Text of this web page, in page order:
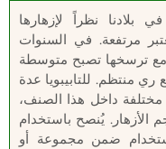
نظراً لإزهارها
مرتفعة. في السنوات
ومع ترسخها تصبح متوسطة
منتظم. للتابيبويا عدة
مختلفة داخل هذا الصنف،
الأزهار. يُنصح باستخدام
ضمن مجموعة أو